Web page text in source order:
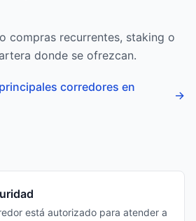
compras recurrentes, staking o
donde se ofrezcan.
corredores en
→
está autorizado para atender a